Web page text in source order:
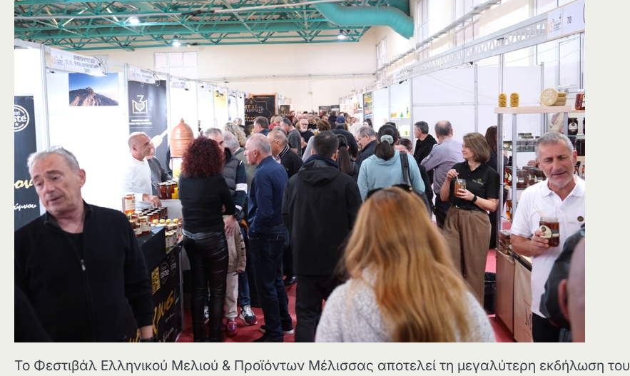
Το Φεστιβάλ Ελληνικού Μελιού & Προϊόντων Μέλισσας αποτελεί τη μεγαλύτερη εκδήλωση του